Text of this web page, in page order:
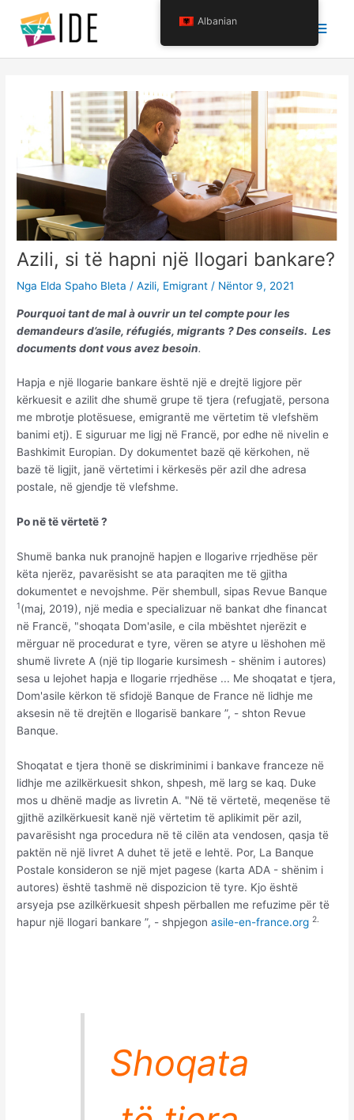
përmbajtja
Azili, si të hapni një llogari bankare?
Nga Elda Spaho Bleta /Azili, Emigrant / Nëntor 9, 2021
Pourquoi tant de mal à ouvrir un tel compte pour les
demandeurs d’asile, réfugiés, migrants ? Des conseils. Les
documents dont vous avez besoin.
Hapja e një llogarie bankare është një e drejtë ligjore për
kërkuesit e azilit dhe shumë grupe të tjera (refugjatë, persona
me mbrotje plotësuese, emigrantë me vërtetim të vlefshëm
banimi etj). E siguruar me ligj në Francë, por edhe në nivelin e
Bashkimit Europian. Dy dokumentet bazë që kërkohen, në
bazë të ligjit, janë vërtetimi i kërkesës për azil dhe adresa
postale, në gjendje të vlefshme.
Po në të vërtetë ?
Shumë banka nuk pranojnë hapjen e llogarive rrjedhëse për
këta njerëz, pavarësisht se ata paraqiten me të gjitha
dokumentet e nevojshme. Për shembull, sipas Revue Banque
1(maj, 2019), një media e specializuar në bankat dhe financat
në Francë, "shoqata Dom'asile, e cila mbështet njerëzit e
mërguar në procedurat e tyre, vëren se atyre u lëshohen më
shumë livrete A (një tip llogarie kursimesh - shënim i autores)
sesa u lejohet hapja e llogarie rrjedhëse ... Me shoqatat e tjera,
Dom'asile kërkon të sfidojë Banque de France në lidhje me
aksesin në të drejtën e llogarisë bankare ”, - shton Revue
Banque.
Shoqatat e tjera thonë se diskriminimi i bankave franceze në
lidhje me azilkërkuesit shkon, shpesh, më larg se kaq. Duke
mos u dhënë madje as livretin A. "Në të vërtetë, meqenëse të
gjithë azilkërkuesit kanë një vërtetim të aplikimit për azil,
pavarësisht nga procedura në të cilën ata vendosen, qasja të
paktën në një livret A duhet të jetë e lehtë. Por, La Banque
Postale konsideron se një mjet pagese (karta ADA - shënim i
autores) është tashmë në dispozicion të tyre. Kjo është
arsyeja pse azilkërkuesit shpesh përballen me refuzime për të
hapur një llogari bankare ”, - shpjegonasile-en-france.org 2.
Shoqata
Albanian